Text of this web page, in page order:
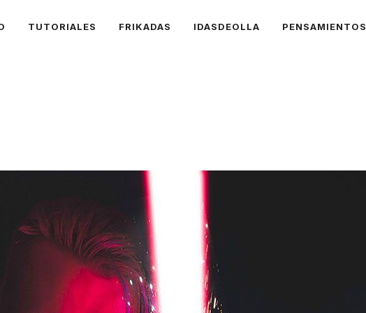
TUTORIALES FRIKADAS IDASDEOLLA PENSAMIENTOS